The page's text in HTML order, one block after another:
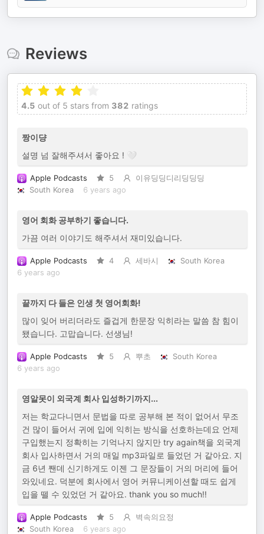
Reviews
4.5 out of 5 stars from 382 ratings
짱이댱
설명 넘 잘해주셔서 좋아요 ! 🤍
Apple Podcasts 5
이유딩딩디리딩딩딩
South Korea
6 years ago
영어 회화 공부하기 좋습니다.
가끔 여러 이야기도 해주셔서 재미있습니다.
Apple Podcasts 4 세바시
South Korea
6 years ago
끝까지 다 들은 인생 첫 영어회화!
많이 잊어 버리더라도 즐겁게 한문장 익히라는 말씀 참 힘이
됐습니다. 고맙습니다. 선생님!
Apple Podcasts 5 뿌초
South Korea
6 years ago
영알못이 외국계 회사 입성하기까지...
저는 학교다니면서 문법을 따로 공부해 본 적이 없어서 무조
건 많이 들어서 귀에 입에 익히는 방식을 선호하는데요 언제
구입했는지 정확히는 기억나지 않지만 try again책을 외국계
회사 입사하면서 거의 매일 mp3파일로 들었던 거 같아요. 지
금 6년 짼데 신기하게도 이젠 그 문장들이 거의 머리에 들어
와있네요. 덕분에 회사에서 영어 커뮤니케이션할 때도 쉽게
입을 뗄 수 있었던 거 같아요. thank you so much!!
Apple Podcasts 5
벽속의요정
South Korea
6 years ago